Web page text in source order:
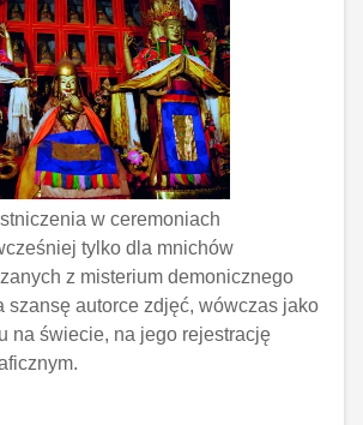
w ceremoniach
tylko dla mnichów
z misterium demonicznego
szansę autorce zdjęć, wówczas jako
na świecie, na jego rejestrację